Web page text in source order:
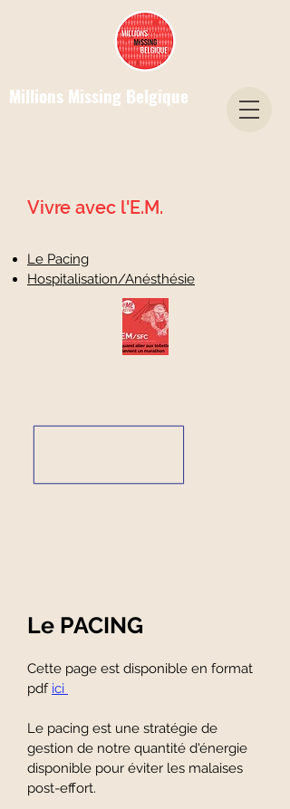
Millions Missing Belgique
Vivre avec l'E.M.
Le Pacing
Hospitalisation/Anésthésie
Le PACING
Cette page est disponible en format
pdf ici
Le pacing est une stratégie de
gestion de notre quantité d'énergie
disponible pour éviter les malaises
post-effort.